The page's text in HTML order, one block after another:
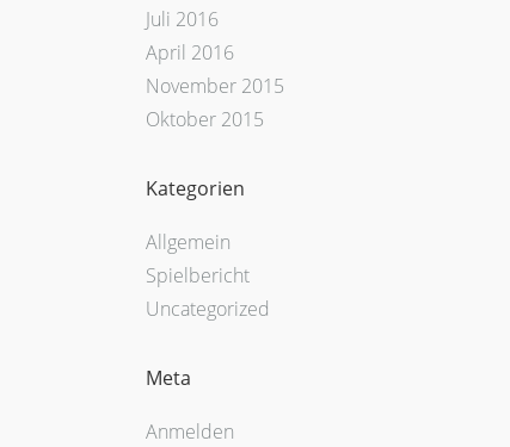
Juli 2016
April 2016
November 2015
Oktober 2015
Kategorien
Allgemein
Spielbericht
Uncategorized
Meta
Anmelden